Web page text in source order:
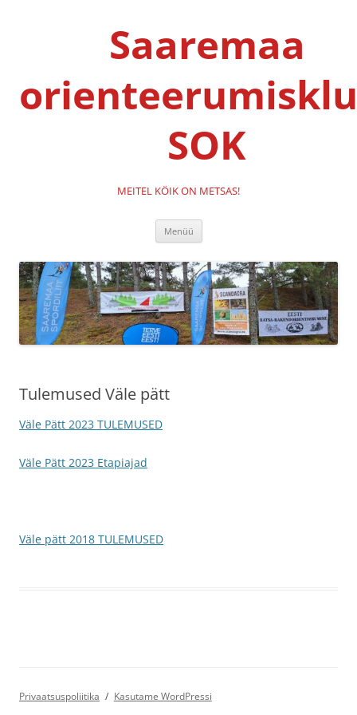
Saaremaa
SOK
MEITEL KÖIK ON METSAS!
Menüü
Tulemused Väle pätt
Väle Pätt 2023 TULEMUSED
Väle Pätt 2023 Etapiajad
Väle pätt 2018 TULEMUSED
Privaatsuspoliitika Kasutame WordPressi